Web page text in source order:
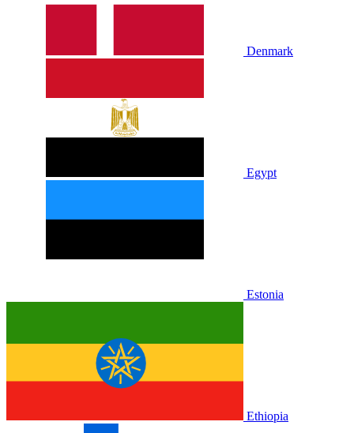
Denmark
Egypt
Estonia
Ethiopia